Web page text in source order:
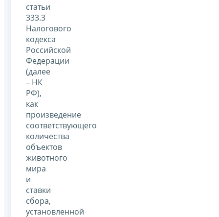
статьи
333.3
Налогового
кодекса
Российской
Федерации
(далее
– НК
РФ),
как
произведение
соответствующего
количества
объектов
животного
мира
и
ставки
сбора,
установленной